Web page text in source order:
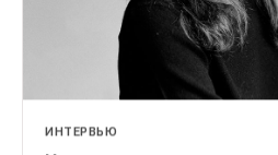
ИНТЕРВЬЮ